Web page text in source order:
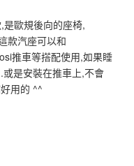
歐規後向的座椅,
款汽座可以和
推車等搭配使用,如果睡
是安裝在推車上,不會
用的 ^^